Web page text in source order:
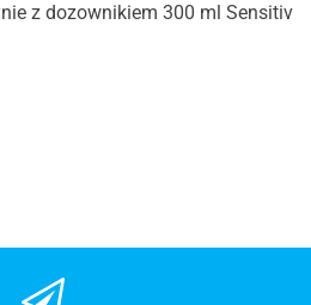
z dozownikiem 300 ml Sensitiv